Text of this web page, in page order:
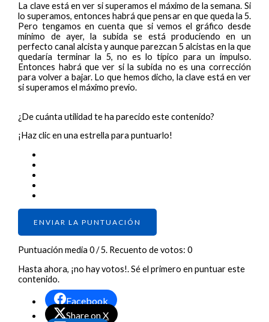
La clave está en ver si superamos el máximo de la semana. Si
lo superamos, entonces habrá que pensar en que queda la 5.
Pero tengamos en cuenta que si vemos el gráfico desde
mínimo de ayer, la subida se está produciendo en un
perfecto canal alcista y aunque parezcan 5 alcistas en la que
quedaría terminar la 5, no es lo típico para un impulso.
Entonces habrá que ver si la subida no es una corrección
para volver a bajar. Lo que hemos dicho, la clave está en ver
si superamos el máximo previo.
¿De cuánta utilidad te ha parecido este contenido?
¡Haz clic en una estrella para puntuarlo!
ENVIAR LA PUNTUACIÓN
Puntuación media0/ 5. Recuento de votos:0
Hasta ahora, ¡no hay votos!. Sé el primero en puntuar este
contenido.
Facebook
Share on X